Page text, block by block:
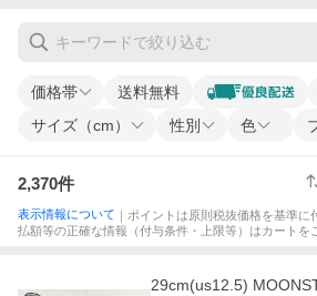
価格帯 送料無料
サイズ（cm） 性別 色
2,370件
表示情報について ｜ポイントは原則税抜価格を基準
払額等の正確な情報（付与条件・上限等）はカートを
29cm(us12.5)